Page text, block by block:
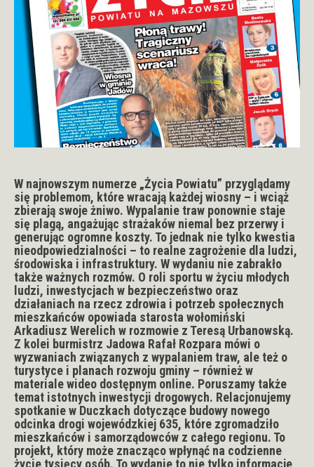
W najnowszym numerze „Życia Powiatu” przyglądamy
się problemom, które wracają każdej wiosny – i wciąż
zbierają swoje żniwo. Wypalanie traw ponownie staje
się plagą, angażując strażaków niemal bez przerwy i
generując ogromne koszty. To jednak nie tylko kwestia
nieodpowiedzialności – to realne zagrożenie dla ludzi,
środowiska i infrastruktury. W wydaniu nie zabrakło
także ważnych rozmów. O roli sportu w życiu młodych
ludzi, inwestycjach w bezpieczeństwo oraz
działaniach na rzecz zdrowia i potrzeb społecznych
mieszkańców opowiada starosta wołomiński
Arkadiusz Werelich w rozmowie z Teresą Urbanowską.
Z kolei burmistrz Jadowa Rafał Rozpara mówi o
wyzwaniach związanych z wypalaniem traw, ale też o
turystyce i planach rozwoju gminy – również w
materiale wideo dostępnym online. Poruszamy także
temat istotnych inwestycji drogowych. Relacjonujemy
spotkanie w Duczkach dotyczące budowy nowego
odcinka drogi wojewódzkiej 635, które zgromadziło
mieszkańców i samorządowców z całego regionu. To
projekt, który może znacząco wpłynąć na codzienne
życie tysięcy osób. To wydanie to nie tylko informacje